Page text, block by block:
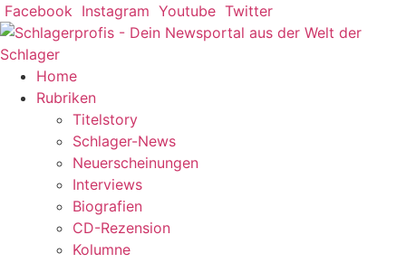
Zum
Inhalt
springen
Facebook Instagram Youtube Twitter
Home
Rubriken
Titelstory
Schlager-News
Neuerscheinungen
Interviews
Biografien
CD-Rezension
Kolumne